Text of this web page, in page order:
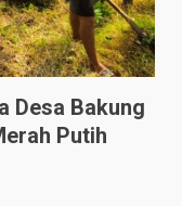
Desa Bakung
Putih